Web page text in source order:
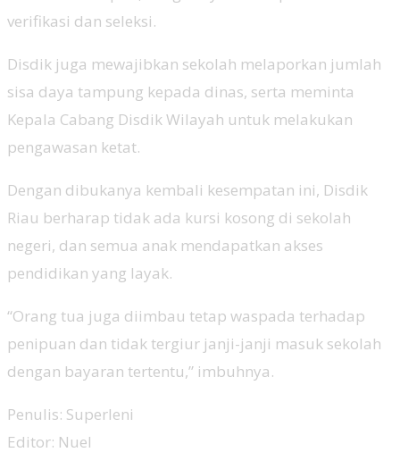
verifikasi dan seleksi.
Disdik juga mewajibkan sekolah melaporkan jumlah
sisa daya tampung kepada dinas, serta meminta
Kepala Cabang Disdik Wilayah untuk melakukan
pengawasan ketat.
Dengan dibukanya kembali kesempatan ini, Disdik
Riau berharap tidak ada kursi kosong di sekolah
negeri, dan semua anak mendapatkan akses
pendidikan yang layak.
“Orang tua juga diimbau tetap waspada terhadap
penipuan dan tidak tergiur janji-janji masuk sekolah
dengan bayaran tertentu,” imbuhnya.
Penulis: Superleni
Editor: Nuel